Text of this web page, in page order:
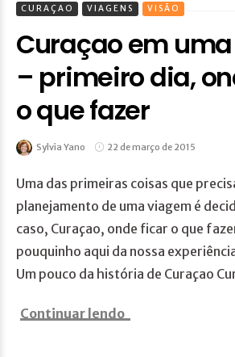
CURAÇAO VIAGENS VISÃO
Curaçao em
– primeiro dia,
o que fazer
Sylvia Yano 22 de março de 2015
Uma das primeiras coisas que
planejamento de uma viagem é
caso, Curaçao, onde ficar o que
pouquinho aqui da nossa
Um pouco da história de Curaçao
Continuar lendo